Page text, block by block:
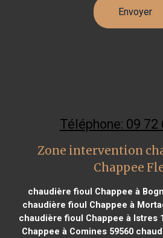
Téléphone: 09 72
Zone intervention
Chappee
chaudière fioul Chappee à
chaudière fioul Chappee à
chaudière fioul Chappee à Istres
Chappee à Comines 59560